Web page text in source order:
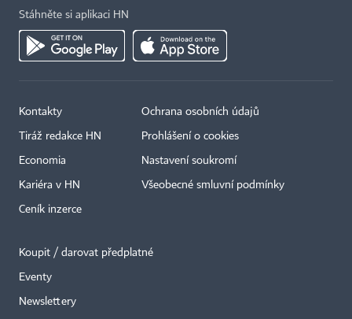
Stáhněte si aplikaci HN
Kontakty
Tiráž redakce HN
Economia
Kariéra v HN
Ceník inzerce
Ochrana osobních údajů
Prohlášení o cookies
Nastavení soukromí
Všeobecné smluvní podmínky
Koupit / darovat předplatné
Eventy
Newslettery